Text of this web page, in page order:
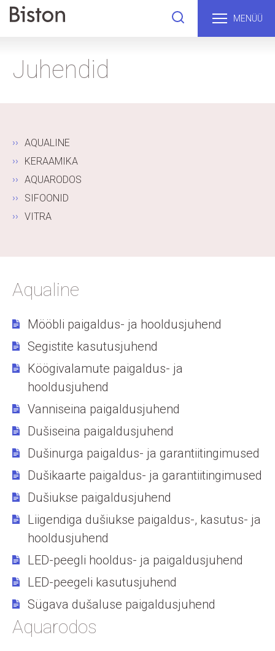
MENÜÜ
Juhendid
AQUALINE
KERAAMIKA
AQUARODOS
SIFOONID
VITRA
Aqualine
Mööbli paigaldus- ja hooldusjuhend
Segistite kasutusjuhend
Köögivalamute paigaldus- ja
hooldusjuhend
Vanniseina paigaldusjuhend
Dušiseina paigaldusjuhend
Dušinurga paigaldus- ja garantiitingimused
Dušikaarte paigaldus- ja garantiitingimused
Dušiukse paigaldusjuhend
Liigendiga dušiukse paigaldus-, kasutus- ja
hooldusjuhend
LED-peegli hooldus- ja paigaldusjuhend
LED-peegeli kasutusjuhend
Sügava dušaluse paigaldusjuhend
Aquarodos